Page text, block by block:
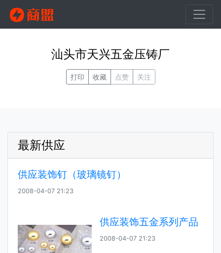
汕头市天兴五金压铸厂
打印 收藏 点赞 关注
最新供应
供应装饰钉（玻璃镜钉）
2008-04-07 21:23
供应装饰五金系列产品
2008-04-07 21:23